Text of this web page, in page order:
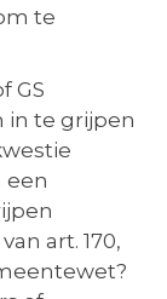
te
GS
in te grijpen
een
art. 170,